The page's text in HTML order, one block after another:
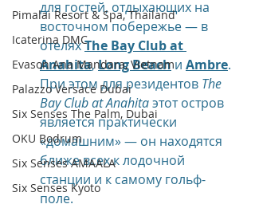
Pimalai Resort & Spa, Thailand
Icaterina DMC
Evason Ana Mandara, Vietnam
Palazzo Versace Dubai
Six Senses The Palm, Dubai
OKU Bodrum
Six Senses AMAALA
Six Senses Kyoto
для гостей, отдыхающих на
восточном побережье — в
отелях The Bay Club at
Anahita, Long Beach и Ambre.
При этом для резидентов The
Bay Club at Anahita этот остров
является практически
«домашним» — он находятся
ближе всех к лодочной
станции и к самому гольф-
поле.